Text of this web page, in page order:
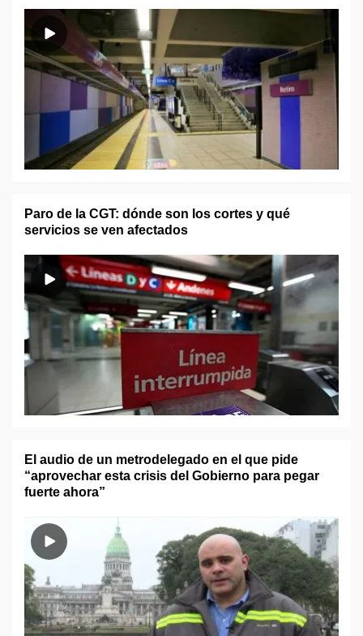
Paro de la CGT: dónde son los cortes y qué
servicios se ven afectados
El audio de un metrodelegado en el que pide
“aprovechar esta crisis del Gobierno para pegar
fuerte ahora”